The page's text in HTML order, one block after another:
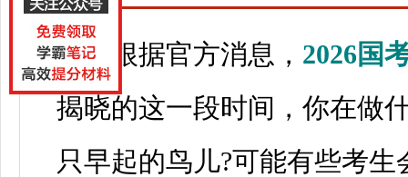
根据官方消息， 2026国
揭晓的这一段时间，你在做
只早起的鸟儿?可能有些考